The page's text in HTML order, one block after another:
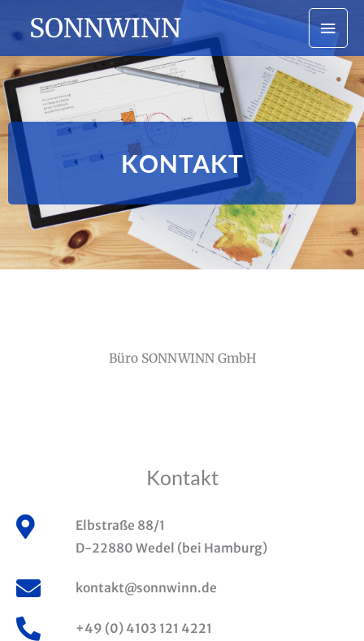
Inhalt
springen
SONNWINN
KONTAKT
Büro SONNWINN GmbH
Kontakt
Elbstraße 88/1
D-22880 Wedel (bei Hamburg)
kontakt@sonnwinn.de
+49 (0) 4103 121 4221